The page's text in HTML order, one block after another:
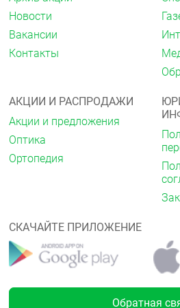
Форма выпуска
Гель для местного
Условия хранения
Хранить при температуре
См. на упаковке.
Новости
Вакансии
Контакты
АКЦИИ И РАСПРОДАЖИ
Акции и предложения
Оптика
Ортопедия
СКАЧАЙТЕ ПРИЛОЖЕНИЕ
Обратная